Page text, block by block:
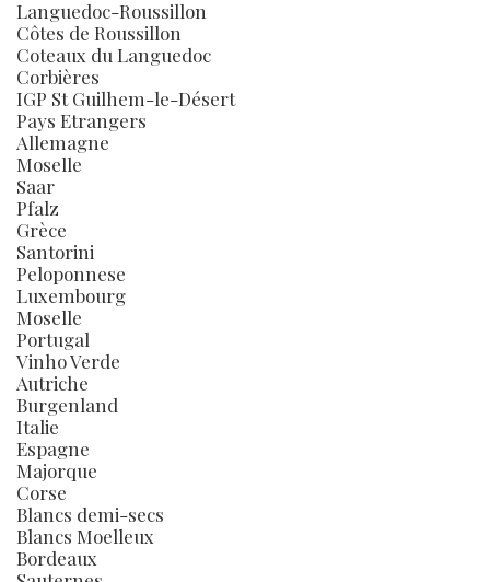
Languedoc-Roussillon
Côtes de Roussillon
Coteaux du Languedoc
Corbières
IGP St Guilhem-le-Désert
Pays Etrangers
Allemagne
Moselle
Saar
Pfalz
Grèce
Santorini
Peloponnese
Luxembourg
Moselle
Portugal
Vinho Verde
Autriche
Burgenland
Italie
Espagne
Majorque
Corse
Blancs demi-secs
Blancs Moelleux
Bordeaux